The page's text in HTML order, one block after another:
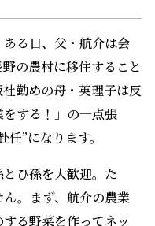
る日、父・航介は会
の農村に移住すること
勤めの母・英理子は反
する！」の一点張
”になります。
ひ孫を大歓迎。た
。まず、航介の農業
る野菜を作ってネッ